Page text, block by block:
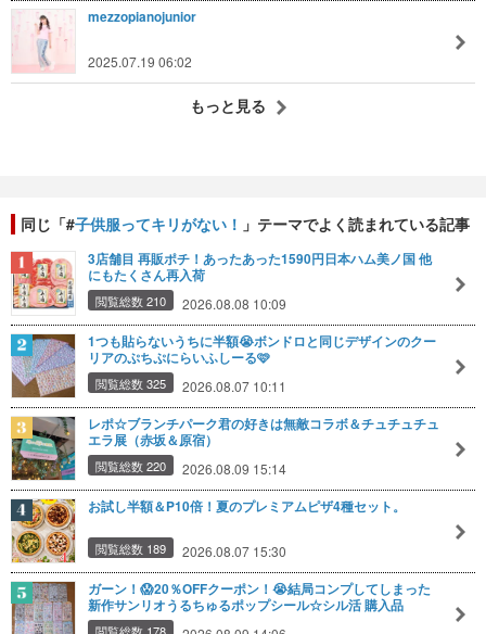
mezzopianojunior
2025.07.19 06:02
もっと見る
同じ「#子供服ってキリがない！ 」テーマでよく読まれている記事
3店舗目 再販ポチ！あったあった1590円日本ハム美ノ国 他
にもたくさん再入荷
閲覧総数 210 2026.08.08 10:09
1つも貼らないうちに半額😭ボンドロと同じデザインのクー
リアのぷちぷにらいふしーる🩷
閲覧総数 325 2026.08.07 10:11
レポ☆ブランチパーク君の好きは無敵コラボ＆チュチュチュ
エラ展（赤坂＆原宿）
閲覧総数 220 2026.08.09 15:14
お試し半額＆P10倍！夏のプレミアムピザ4種セット。
閲覧総数 189 2026.08.07 15:30
ガーン！😱20％OFFクーポン！😭結局コンプしてしまった
新作サンリオうるちゅるポップシール☆シル活 購入品
閲覧総数 178